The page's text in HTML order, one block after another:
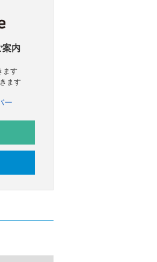
内
ます
ます
ー